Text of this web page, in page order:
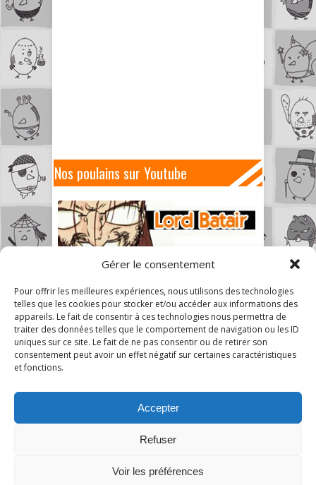
Gérer le consentement
Pour offrir les meilleures expériences, nous utilisons des technologies
telles que les cookies pour stocker et/ou accéder aux informations des
appareils. Le fait de consentir à ces technologies nous permettra de
traiter des données telles que le comportement de navigation ou les ID
uniques sur ce site. Le fait de ne pas consentir ou de retirer son
consentement peut avoir un effet négatif sur certaines caractéristiques
et fonctions.
Accepter
Refuser
Voir les préférences
Nos poulains sur Youtube